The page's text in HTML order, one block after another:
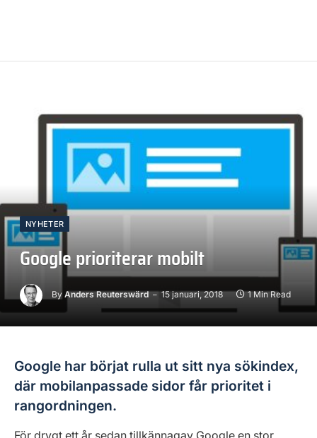
NYHETER
Google prioriterar mobilt
By Anders Reuterswärd 15 januari, 2018 1 Min Read
Google har börjat rulla ut sitt nya sökindex,
där mobilanpassade sidor får prioritet i
rangordningen.
För drygt ett år sedan tillkännagav Google en stor